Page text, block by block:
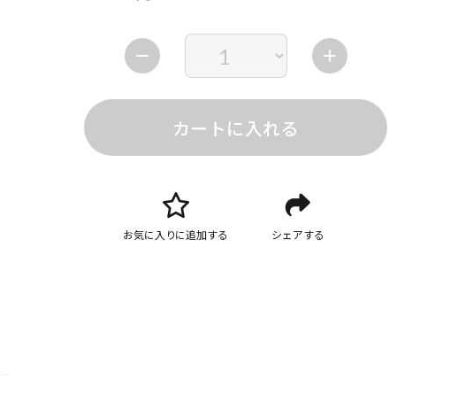
カートに入れる
お気に入りに追加する シェアする